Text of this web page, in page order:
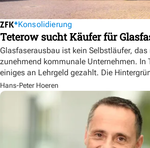
Konsolidierung
Teterow sucht Käufer für
Glasfaserausbau ist kein Selbstläufer,
zunehmend kommunale Unternehmen. In
einiges an Lehrgeld gezahlt. Die
Hans-Peter Hoeren